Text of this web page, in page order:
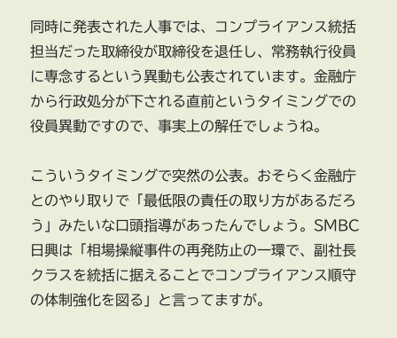
同時に発表された人事では、コンプライアンス統括
担当だった取締役が取締役を退任し、常務執行役員
に専念するという異動も公表されています。金融庁
から行政処分が下される直前というタイミングでの
役員異動ですので、事実上の解任でしょうね。
こういうタイミングで突然の公表。おそらく金融庁
とのやり取りで「最低限の責任の取り方があるだろ
う」みたいな口頭指導があったんでしょう。SMBC
日興は「相場操縦事件の再発防止の一環で、副社長
クラスを統括に据えることでコンプライアンス順守
の体制強化を図る」と言ってますが。